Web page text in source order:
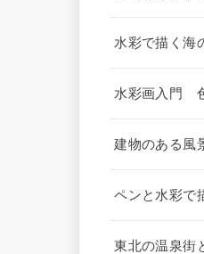
水彩で描く海
水彩画入門
建物のある風
ペンと水彩で
東北の温泉街